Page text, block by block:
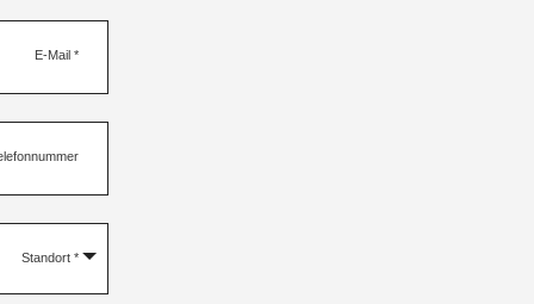
E-Mail *
Standort *